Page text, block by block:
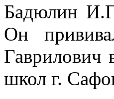
Бадюлин
Он
Гаврилович
школ г.